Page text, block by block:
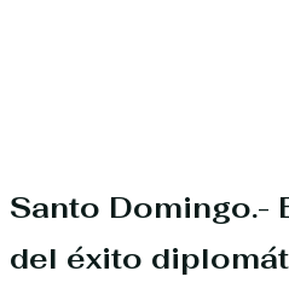
Santo Domingo.-
del éxito